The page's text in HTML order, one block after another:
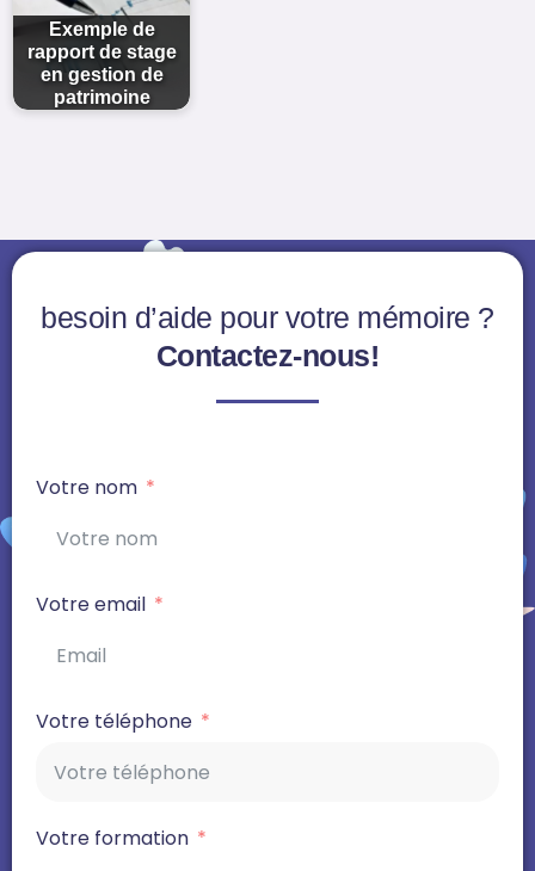
Exemple de
rapport de stage
en gestion de
patrimoine
besoin d’aide pour votre mémoire ?
Contactez-nous!
Votre nom
Votre email
Votre téléphone
Votre formation